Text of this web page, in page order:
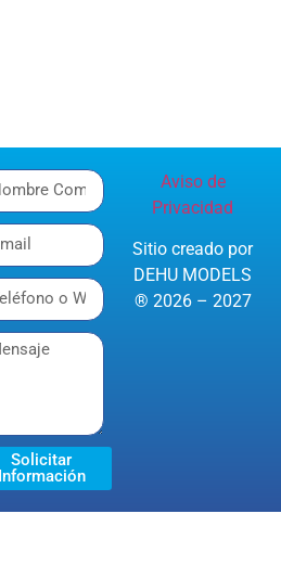
Solicitar
Información
Aviso de
Privacidad
Sitio creado por
DEHU MODELS
® 2026 – 2027